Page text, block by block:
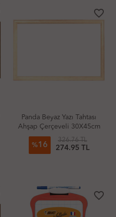
favorite_border
Panda Beyaz Yazı Tahtası
Ahşap Çerçeveli 30X45cm
%16
326.76 TL
274.95 TL
favorite_border